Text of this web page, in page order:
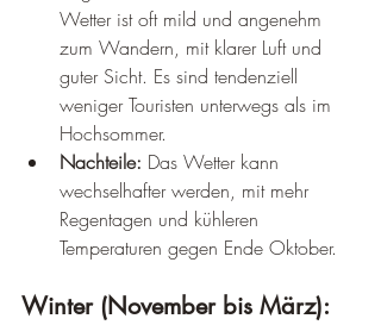
Wetter ist oft mild und angenehm
zum Wandern, mit klarer Luft und
guter Sicht. Es sind tendenziell
weniger Touristen unterwegs als im
Hochsommer.
Nachteile: Das Wetter kann
wechselhafter werden, mit mehr
Regentagen und kühleren
Temperaturen gegen Ende Oktober.
Winter (November bis März):